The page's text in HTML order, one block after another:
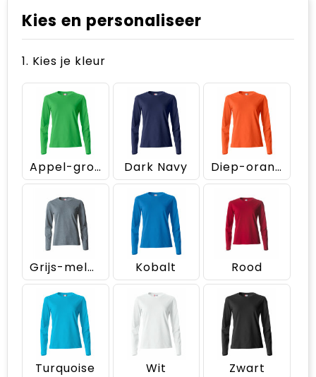
Kies en personaliseer
1. Kies je kleur
Appel-groen Dark Navy Diep-oranje
Grijs-melange Kobalt Rood
Turquoise Wit Zwart